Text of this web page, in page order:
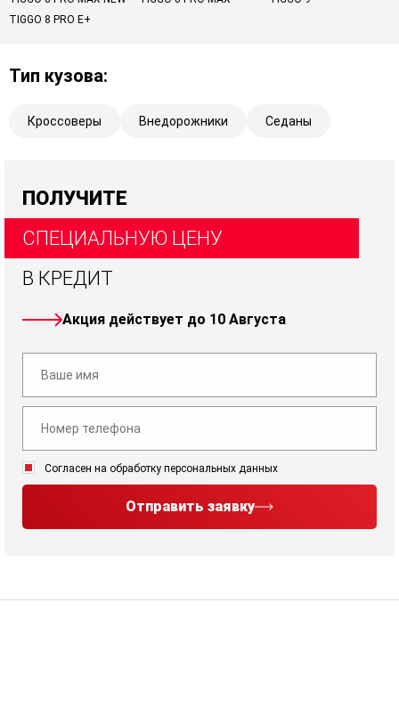
TIGGO 8 PRO E+
Тип кузова:
Кроссоверы Внедорожники Седаны
ПОЛУЧИТЕ
СПЕЦИАЛЬНУЮ ЦЕНУ
В КРЕДИТ
Акция действует до 10 Августа
Согласен на обработку персональных данных
Отправить заявку